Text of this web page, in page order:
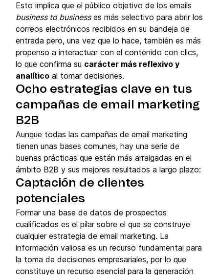
Esto implica que el público objetivo de los emails
business to businesses más selectivo para abrir los
correos electrónicos recibidos en su bandeja de
entrada pero, una vez que lo hace, también es más
propenso a interactuar con el contenido con clics,
lo que confirma su carácter más reflexivo y
analítico al tomar decisiones.
Ocho estrategias clave en tus
campañas de email marketing
B2B
Aunque todas las campañas de email marketing
tienen unas bases comunes, hay una serie de
buenas prácticas que están más arraigadas en el
ámbito B2B y sus mejores resultados a largo plazo:
Captación de clientes
potenciales
Formar una base de datos de prospectos
cualificados es el pilar sobre el que se construye
cualquier estrategia de email marketing. La
información valiosa es un recurso fundamental para
la toma de decisiones empresariales, por lo que
constituye un recurso esencial para la generación